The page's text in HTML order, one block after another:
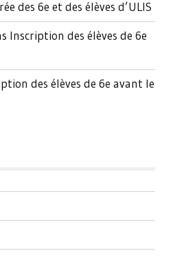
des 6e et des élèves d’ULIS
Inscription des élèves de 6e
des élèves de 6e avant le